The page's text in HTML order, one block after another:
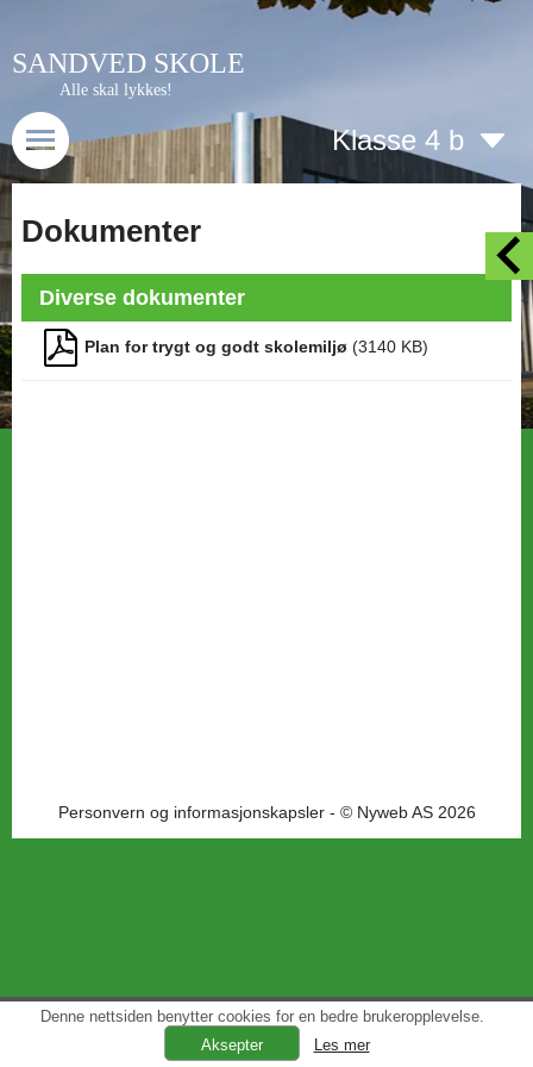
SANDVED SKOLE
Alle skal lykkes!
Klasse 4 b
Dokumenter
Diverse dokumenter
Plan for trygt og godt skolemiljø (3140 KB)
Personvern og informasjonskapsler- © Nyweb AS 2026
Denne nettsiden benytter cookies for en bedre brukeropplevelse.
Les mer